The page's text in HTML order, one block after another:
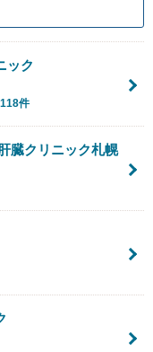
ック
118件
臓クリニック札幌